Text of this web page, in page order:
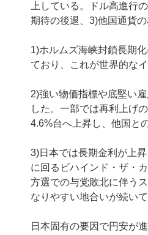
上している。ドル高進行
期待の後退、3)他国通貨
1)ホルムズ海峡封鎖長期
ており、これが世界的な
2)強い物価指標や底堅い
した。一部では再利上げ
4.6%台へ上昇し、他国と
3)日本では長期金利が上
に回るビハインド・ザ・
方選での与党敗北に伴う
なりやすい地合いが続いて
日本固有の要因で円安が